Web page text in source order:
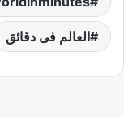
العالم فى دقائق